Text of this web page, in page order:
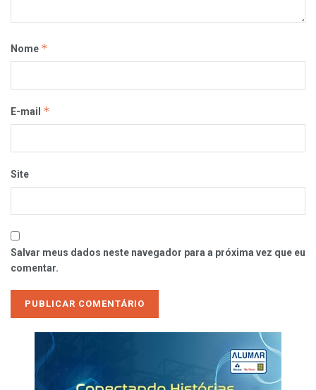
Nome *
E-mail *
Site
Salvar meus dados neste navegador para a próxima vez que eu
comentar.